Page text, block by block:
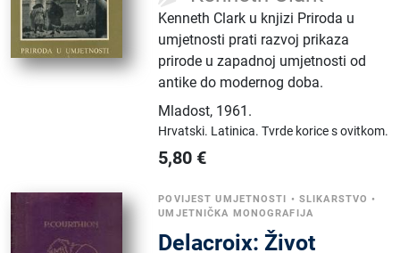
Kenneth Clark u knjizi Priroda u
umjetnosti prati razvoj prikaza
prirode u zapadnoj umjetnosti od
antike do modernog doba.
Mladost, 1961.
Hrvatski. Latinica.Tvrde korice s ovitkom.
5,80 €
POVIJEST UMJETNOSTI • SLIKARSTVO •
UMJETNIČKA MONOGRAFIJA
Delacroix: Život